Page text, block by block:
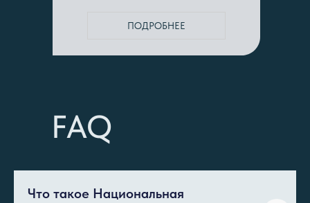
ПОДРОБНЕЕ
FAQ
Что такое Национальная